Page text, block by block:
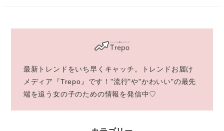
最新トレンドをいち早くキャッチ。トレンドお届け
メディア『Trepo』です！"流行"や"かわいい"の最先
端を追う女の子のための情報を発信中♡